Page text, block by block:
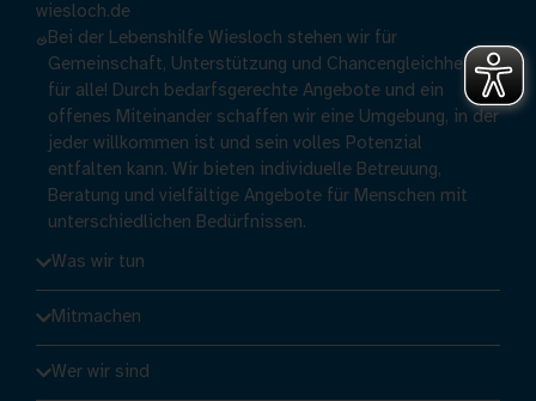
wiesloch.de
Bei der Lebenshilfe Wiesloch stehen wir für
Gemeinschaft, Unterstützung und Chancengleichheit
für alle! Durch bedarfsgerechte Angebote und ein
offenes Miteinander schaffen wir eine Umgebung, in der
jeder willkommen ist und sein volles Potenzial
entfalten kann. Wir bieten individuelle Betreuung,
Beratung und vielfältige Angebote für Menschen mit
unterschiedlichen Bedürfnissen.
Was wir tun
Mitmachen
Wer wir sind